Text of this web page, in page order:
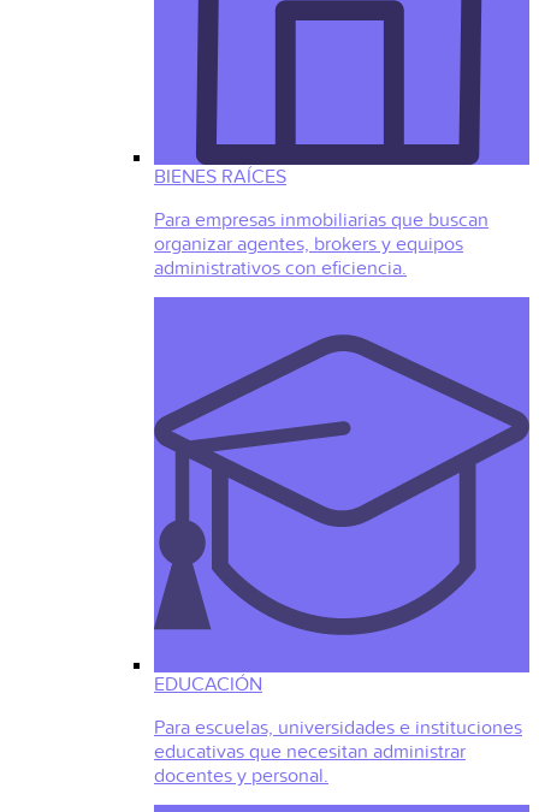
BIENES RAÍCES
Para empresas inmobiliarias que buscan
organizar agentes, brokers y equipos
administrativos con eficiencia.
EDUCACIÓN
Para escuelas, universidades e instituciones
educativas que necesitan administrar
docentes y personal.